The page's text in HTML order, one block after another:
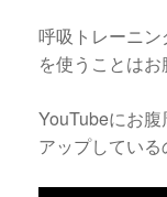
呼吸トレーニ
を使うことはお
YouTubeにお
アップしている